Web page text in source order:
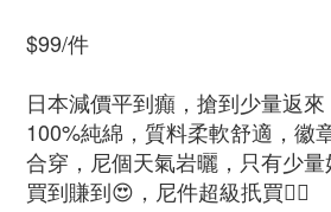
$99/件
日本減價平到癲，搶到少量返來
100%純綿，質料柔軟舒適，徽
合穿，尼個天氣岩曬，只有少
買到賺到😍，尼件超級扺買👍🏻